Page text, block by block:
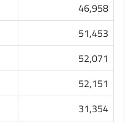
46,958
51,453
52,071
52,151
31,354